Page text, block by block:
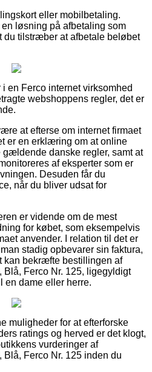
eller mobilbetaling.
løsning på afbetaling som
tilstræber at afbetale beløbet
en Ferco internet virksomhed
webshoppens regler, det er
at efterse om internet firmaet
er en erklæring om at online
gældende danske regler, samt at
af eksperter som er
Desuden får du
når du bliver udsat for
er vidende om de mest
for købet, som eksempelvis
anvender. I relation til det er
stadig opbevarer sin faktura,
kan bekræfte bestillingen af
Blå, Ferco Nr. 125, ligegyldigt
en dame eller herre.
muligheder for at efterforske
ratings og herved er det klogt,
vurderinger af
Blå, Ferco Nr. 125 inden du